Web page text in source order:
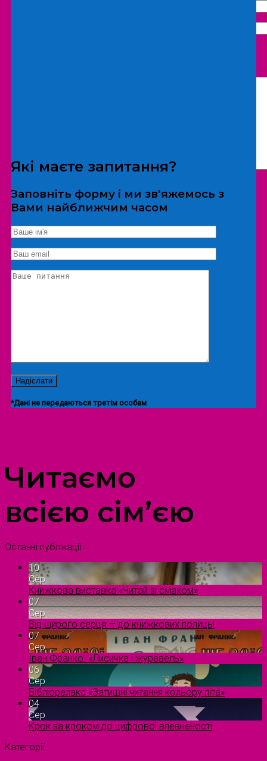
*Дані не передаються третім особам
Екскурсія/локація
Які маєте запитання?
Заповніть форму і ми зв'яжемось з
Вами найближчим часом
*Дані не передаються третім особам
Читаємо
всією сім’єю
Останні публікації
10
Сер
Книжкова виставка «Читай зі смаком»
07
Сер
Від щирого серця — до книжкових полиць!
07
Сер
Іван Франко. «Лисичка і журавель»
06
Сер
Бібліорелакс «Затишні читання кольору літа»
04
Сер
Крок за кроком до цифрової впевненості
Категорії